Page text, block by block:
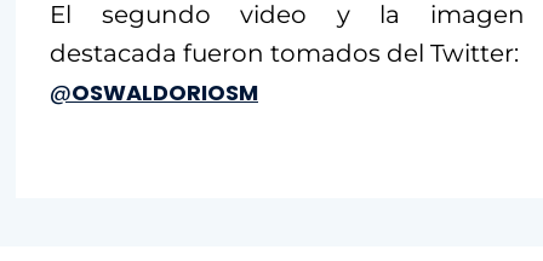
El segundo video y la imagen
destacada fueron tomados del Twitter:
@OSWALDORIOSM